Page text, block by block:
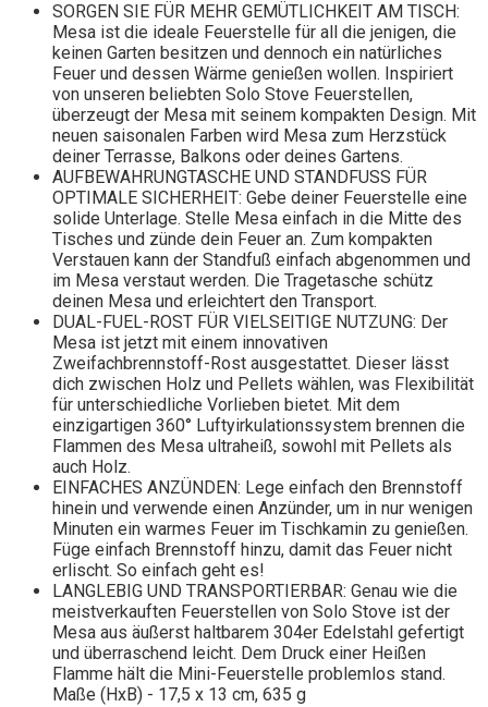
SORGEN SIE FÜR MEHR GEMÜTLICHKEIT AM TISCH:
Mesa ist die ideale Feuerstelle für all die jenigen, die
keinen Garten besitzen und dennoch ein natürliches
Feuer und dessen Wärme genießen wollen. Inspiriert
von unseren beliebten Solo Stove Feuerstellen,
überzeugt der Mesa mit seinem kompakten Design. Mit
neuen saisonalen Farben wird Mesa zum Herzstück
deiner Terrasse, Balkons oder deines Gartens.
AUFBEWAHRUNGTASCHE UND STANDFUSS FÜR
OPTIMALE SICHERHEIT: Gebe deiner Feuerstelle eine
solide Unterlage. Stelle Mesa einfach in die Mitte des
Tisches und zünde dein Feuer an. Zum kompakten
Verstauen kann der Standfuß einfach abgenommen und
im Mesa verstaut werden. Die Tragetasche schütz
deinen Mesa und erleichtert den Transport.
DUAL-FUEL-ROST FÜR VIELSEITIGE NUTZUNG: Der
Mesa ist jetzt mit einem innovativen
Zweifachbrennstoff-Rost ausgestattet. Dieser lässt
dich zwischen Holz und Pellets wählen, was Flexibilität
für unterschiedliche Vorlieben bietet. Mit dem
einzigartigen 360° Luftyirkulationssystem brennen die
Flammen des Mesa ultraheiß, sowohl mit Pellets als
auch Holz.
EINFACHES ANZÜNDEN: Lege einfach den Brennstoff
hinein und verwende einen Anzünder, um in nur wenigen
Minuten ein warmes Feuer im Tischkamin zu genießen.
Füge einfach Brennstoff hinzu, damit das Feuer nicht
erlischt. So einfach geht es!
LANGLEBIG UND TRANSPORTIERBAR: Genau wie die
meistverkauften Feuerstellen von Solo Stove ist der
Mesa aus äußerst haltbarem 304er Edelstahl gefertigt
und überraschend leicht. Dem Druck einer Heißen
Flamme hält die Mini-Feuerstelle problemlos stand.
Maße (HxB) - 17,5 x 13 cm, 635 g